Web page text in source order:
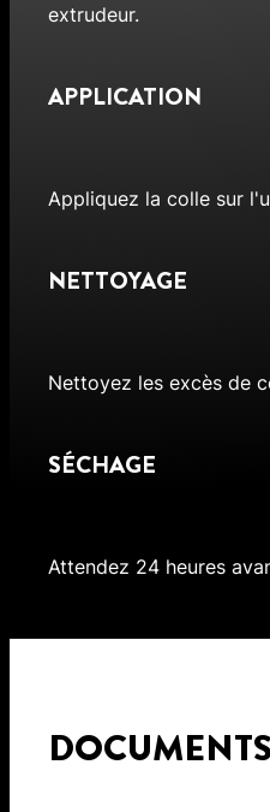
extrudeur.
APPLICATION
Appliquez la colle sur
NETTOYAGE
Nettoyez les excès de
SÉCHAGE
Attendez 24 heures